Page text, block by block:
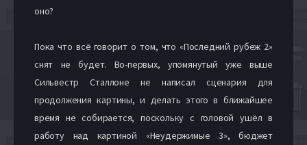
оно?
Пока что всё говорит о том, что «Последний рубеж 2»
снят не будет. Во-первых, упомянутый уже выше
Сильвестр Сталлоне не написал сценария для
продолжения картины, и делать этого в ближайшее
время не собирается, поскольку с головой ушёл в
работу над картиной «Неудержимые 3», бюджет